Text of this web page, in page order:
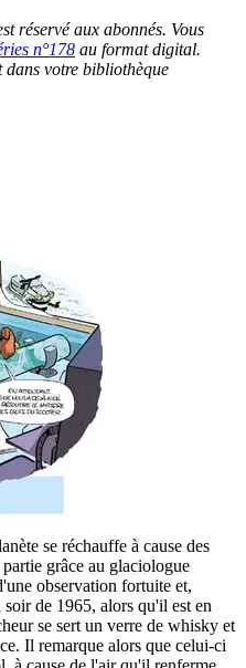
réservé aux abonnés. Vous
n°178 au format digital.
dans votre bibliothèque
se réchauffe à cause des
grâce au glaciologue
observation fortuite et,
de 1965, alors qu'il est en
se sert un verre de whisky et
Il remarque alors que celui-ci